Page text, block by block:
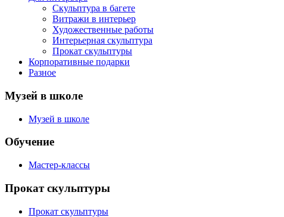
Скульптура в багете
Витражи в интерьер
Художественные работы
Интерьерная скульптура
Прокат скульптуры
Корпоративные подарки
Разное
Музей в школе
Музей в школе
Обучение
Мастер-классы
Прокат скульптуры
Прокат скульптуры